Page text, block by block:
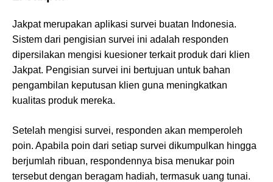
Jakpat merupakan aplikasi survei buatan Indonesia.
Sistem dari pengisian survei ini adalah responden
dipersilakan mengisi kuesioner terkait produk dari klien
Jakpat. Pengisian survei ini bertujuan untuk bahan
pengambilan keputusan klien guna meningkatkan
kualitas produk mereka.
Setelah mengisi survei, responden akan memperoleh
poin. Apabila poin dari setiap survei dikumpulkan hingga
berjumlah ribuan, respondennya bisa menukar poin
tersebut dengan beragam hadiah, termasuk uang tunai.